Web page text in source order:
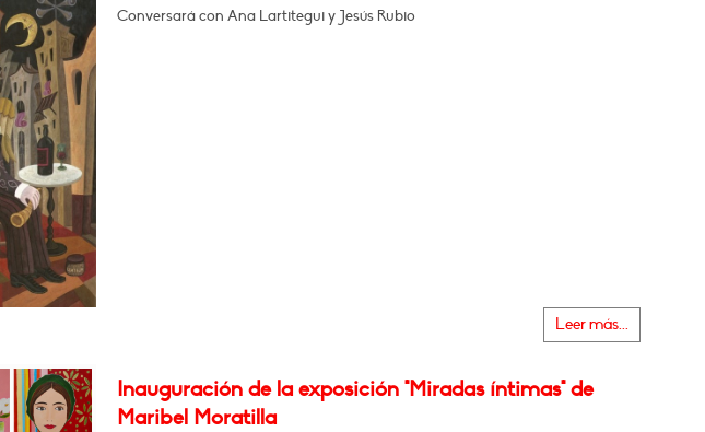
Conversará con Ana Lartitegui y Jesús Rubio
Leer más...
Inauguración de la exposición "Miradas íntimas" de
Maribel Moratilla